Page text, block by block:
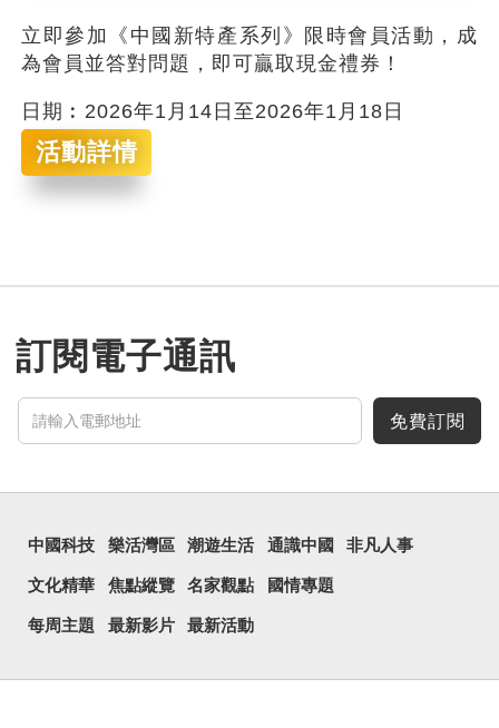
立即參加《中國新特產系列》限時會員活動，成
為會員並答對問題，即可贏取現金禮券！
日期︰2026年1月14日至2026年1月18日
活動詳情
訂閱電子通訊
免費訂閱
中國科技 樂活灣區 潮遊生活 通識中國 非凡人事
文化精華 焦點縱覽 名家觀點 國情專題
每周主題 最新影片 最新活動